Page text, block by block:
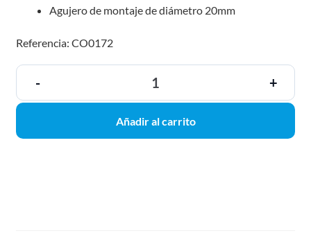
Agujero de montaje de diámetro 20mm
Referencia: CO0172
- +
Añadir al carrito